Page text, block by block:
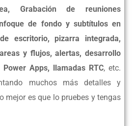
Grabaciónde reuniones
de fondo y subtítulos en
escritorio, pizarra integrada,
y flujos, alertas, desarrollo
Apps, llamadas RTC, etc.
muchos más detalles y
mejor es que lo pruebes y tengas